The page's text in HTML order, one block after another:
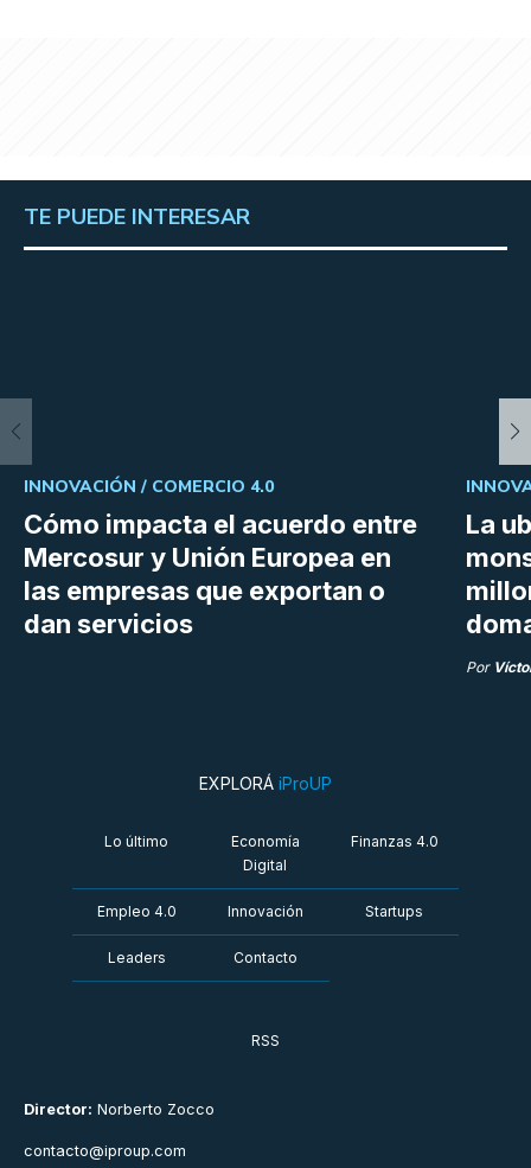
TE PUEDE INTERESAR
Cómo impacta el acuerdo entre
Mercosur y Unión Europea en
las empresas que exportan o
dan servicios
INNOVACIÓN / COMERCIO 4.0
La
Por
Director: Norberto Zocco
contacto@iproup.com
EXPLORÁ iProUP
Lo último
Economía
Digital
Finanzas 4.0
Empleo 4.0 Innovación Startups
Leaders Contacto
RSS